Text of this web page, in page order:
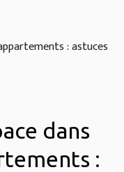
: astuces
dans
: